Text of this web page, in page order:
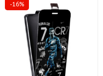
-16%